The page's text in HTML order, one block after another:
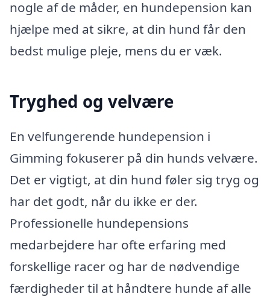
nogle af de måder, en hundepension kan
hjælpe med at sikre, at din hund får den
bedst mulige pleje, mens du er væk.
Tryghed og velvære
En velfungerende hundepension i
Gimming fokuserer på din hunds velvære.
Det er vigtigt, at din hund føler sig tryg og
har det godt, når du ikke er der.
Professionelle hundepensions
medarbejdere har ofte erfaring med
forskellige racer og har de nødvendige
færdigheder til at håndtere hunde af alle